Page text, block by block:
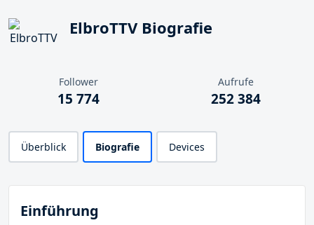
ElbroTTV Biografie
Follower
15 774
Aufrufe
252 384
Überblick Biografie Devices
Einführung